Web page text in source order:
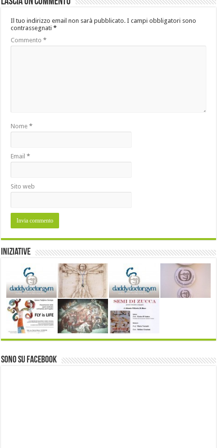
Il tuo indirizzo email non sarà pubblicato. I campi obbligatori sono
contrassegnati*
Commento*
Nome*
Email*
Sito web
Iniziative
Sono su Facebook